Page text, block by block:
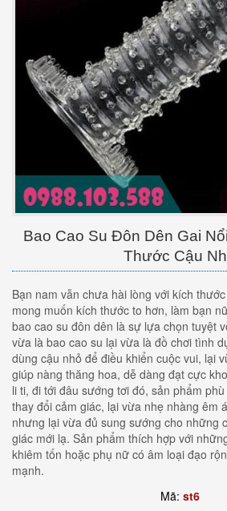
Bao Cao Su Đôn Dên Gai
Thước Cậu
Bạn nam vẫn chưa hài lòng với kích
mong muốn kích thước to hơn, làm bạn
bao cao su đôn dên là sự lựa chọn tuyệt
vừa là bao cao su lại vừa là đồ chơi tình
dùng cậu nhỏ để điều khiển cuộc vui, lại
giúp nàng thăng hoa, dễ dàng đạt cực
li ti, đi tới đâu sướng tơi đó, sản phẩm
thay đổi cảm giác, lại vừa nhẹ nhàng êm
nhưng lại vừa đủ sung sướng cho những
giác mới lạ. Sản phẩm thích hợp với
khiêm tốn hoặc phụ nữ có âm loại đạo
mạnh.
Mã: st6